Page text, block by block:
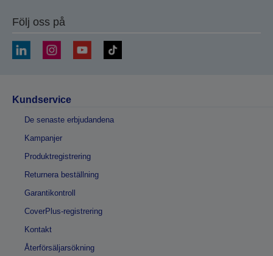
Följ oss på
Kundservice
De senaste erbjudandena
Kampanjer
Produktregistrering
Returnera beställning
Garantikontroll
CoverPlus-registrering
Kontakt
Återförsäljarsökning